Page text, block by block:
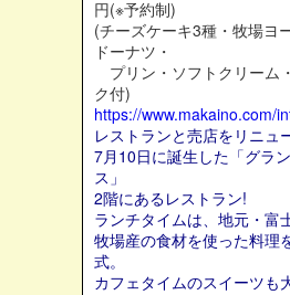
円(※予約制)
(チーズケーキ3種・牧場ヨ
ドーナツ・
プリン・ソフトクリーム
ク付)
https://www.makaino.com/
レストランと売店をリニュ
7月10日に誕生した「グラ
ス」
2階にあるレストラン!
ランチタイムは、地元・富
牧場産の食材を使った料理
式。
カフェタイムのスイーツも